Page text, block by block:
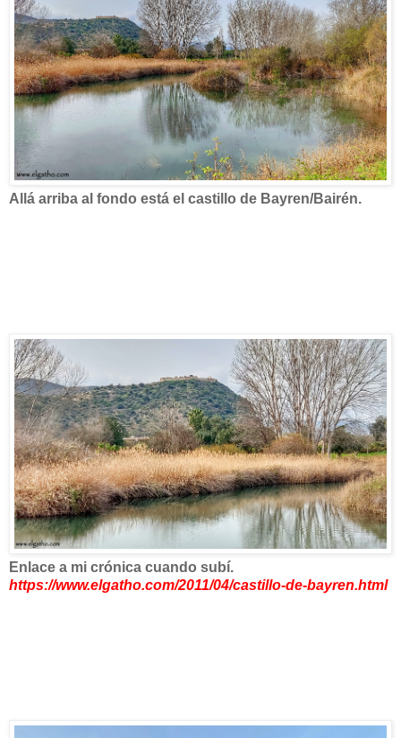
Allá arriba al fondo está el castillo de Bayren/Bairén.
Enlace a mi crónica cuando subí.
https://www.elgatho.com/2011/04/castillo-de-bayren.html